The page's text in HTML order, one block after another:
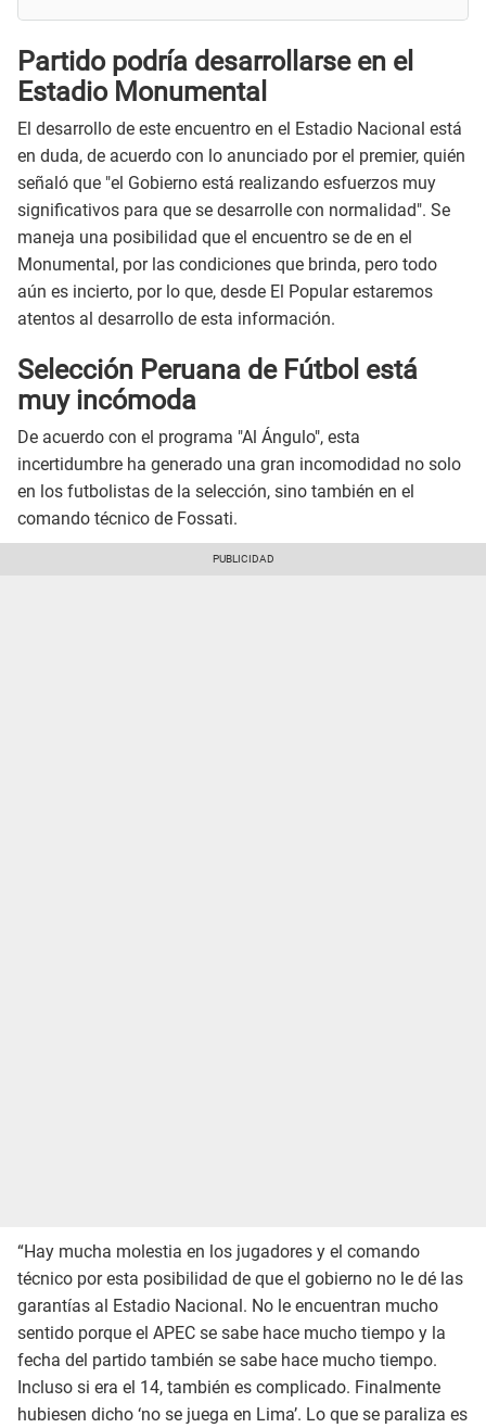
Partido podría desarrollarse en el
Estadio Monumental
El desarrollo de este encuentro en el Estadio Nacional está
en duda, de acuerdo con lo anunciado por el premier, quién
señaló que "el Gobierno está realizando esfuerzos muy
significativos para que se desarrolle con normalidad". Se
maneja una posibilidad que el encuentro se de en el
Monumental, por las condiciones que brinda, pero todo
aún es incierto, por lo que, desde El Popular estaremos
atentos al desarrollo de esta información.
Selección Peruana de Fútbol está
muy incómoda
De acuerdo con el programa "Al Ángulo", esta
incertidumbre ha generado una gran incomodidad no solo
en los futbolistas de la selección, sino también en el
comando técnico de Fossati.
“Hay mucha molestia en los jugadores y el comando
técnico por esta posibilidad de que el gobierno no le dé las
garantías al Estadio Nacional. No le encuentran mucho
sentido porque el APEC se sabe hace mucho tiempo y la
fecha del partido también se sabe hace mucho tiempo.
Incluso si era el 14, también es complicado. Finalmente
hubiesen dicho ‘no se juega en Lima’. Lo que se paraliza es